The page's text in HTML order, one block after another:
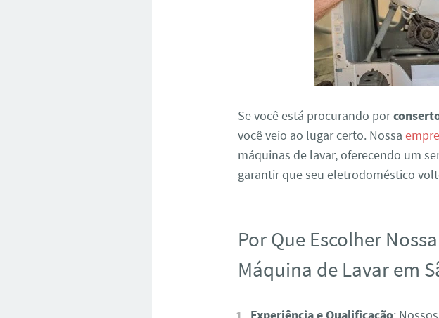
Se você está procurando por
você veio ao lugar certo. Nossa
máquinas de lavar, oferecendo um
garantir que seu eletrodoméstico
Por Que Escolher
Máquina de Lavar em